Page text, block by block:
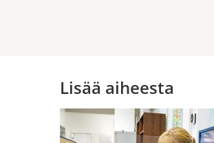
Lisää aiheesta